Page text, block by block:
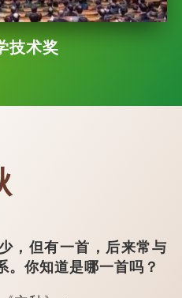
技术奖
但有一首，后来常与
。你知道是哪一首吗？